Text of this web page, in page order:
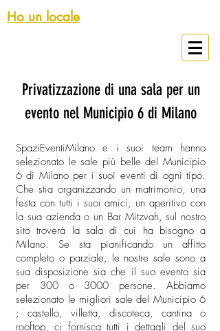
Ho un locale
Privatizzazione di una sala per un
evento nel Municipio 6 di Milano
SpaziEventiMilano e i suoi team hanno
selezionato le sale più belle del Municipio
6 di Milano per i suoi eventi di ogni tipo.
Che stia organizzando un matrimonio, una
festa con tutti i suoi amici, un aperitivo con
la sua azienda o un Bar Mitzvah, sul nostro
sito troverà la sala di cui ha bisogno a
Milano. Se sta pianificando un affitto
completo o parziale, le nostre sale sono a
sua disposizione sia che il suo evento sia
per 300 o 3000 persone. Abbiamo
selezionato le migliori sale del Municipio 6
; castello, villetta, discoteca, cantina o
rooftop, ci fornisca tutti i dettagli del suo